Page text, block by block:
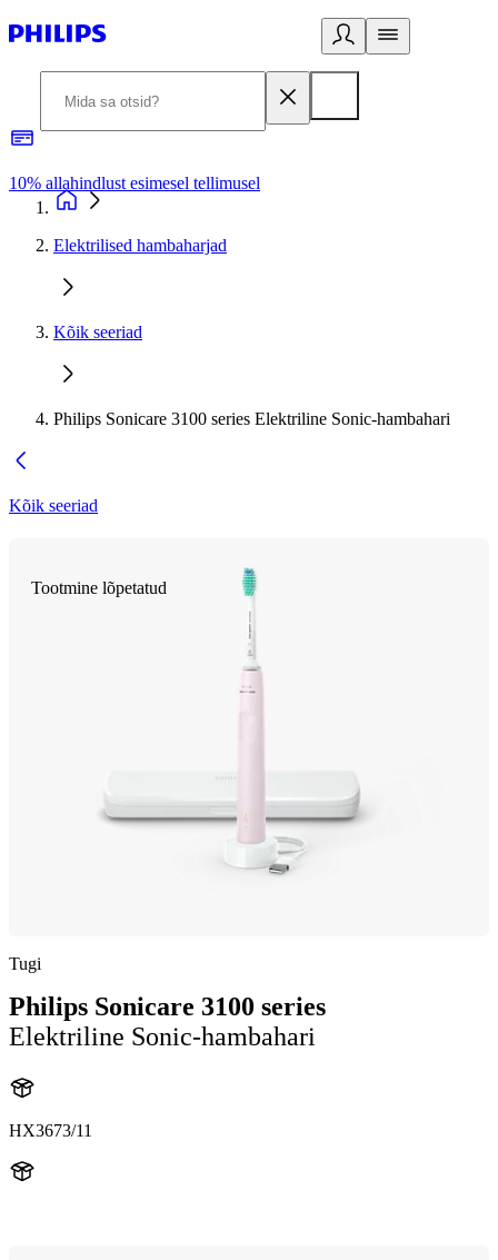
10% allahindlust esimesel tellimusel
Elektrilised hambaharjad
Kõik seeriad
Philips Sonicare 3100 series Elektriline Sonic-hambahari
Kõik seeriad
Tootmine lõpetatud
Tugi
Philips Sonicare 3100 series
Elektriline Sonic-hambahari
HX3673/11